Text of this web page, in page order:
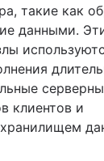
такие как
данными.
клиентов и